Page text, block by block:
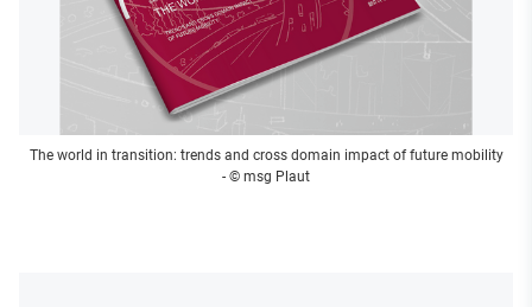
The world in transition: trends and cross domain impact of future mobility
- © msg Plaut